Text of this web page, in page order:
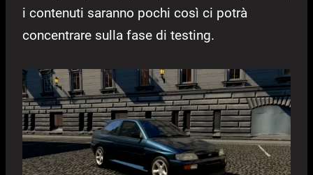
i contenuti saranno pochi così ci potrà
concentrare sulla fase di testing.